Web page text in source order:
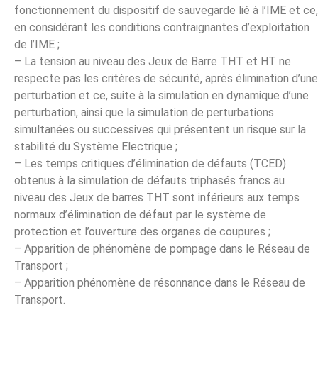
fonctionnement du dispositif de sauvegarde lié à l’IME et ce,
en considérant les conditions contraignantes d’exploitation
de l’IME ;
– La tension au niveau des Jeux de Barre THT et HT ne
respecte pas les critères de sécurité, après élimination d’une
perturbation et ce, suite à la simulation en dynamique d’une
perturbation, ainsi que la simulation de perturbations
simultanées ou successives qui présentent un risque sur la
stabilité du Système Electrique ;
– Les temps critiques d’élimination de défauts (TCED)
obtenus à la simulation de défauts triphasés francs au
niveau des Jeux de barres THT sont inférieurs aux temps
normaux d’élimination de défaut par le système de
protection et l’ouverture des organes de coupures ;
– Apparition de phénomène de pompage dans le Réseau de
Transport ;
– Apparition phénomène de résonnance dans le Réseau de
Transport.